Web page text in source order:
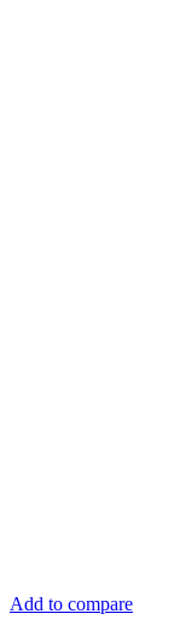
Add to compare